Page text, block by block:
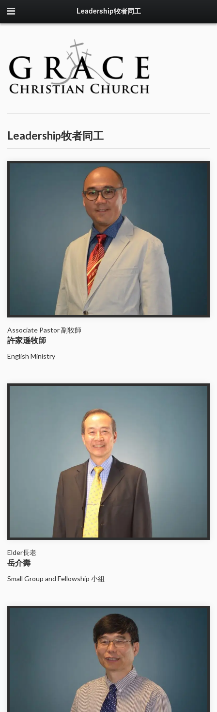
Leadership牧者同工
Leadership牧者同工
Associate Pastor 副牧師
許家遜牧師
English Ministry
Elder長老
岳介壽
Small Group and Fellowship 小組